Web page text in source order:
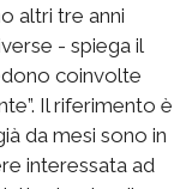
altri tre anni
- spiega il
coinvolte
Il riferimento è
da mesi sono in
interessata ad